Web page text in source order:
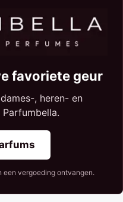
favoriete geur
, heren- en
vergoeding ontvangen.